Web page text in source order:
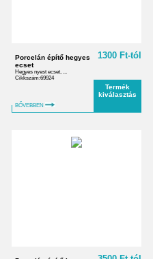
Porcelán építő hegyes
ecset
Hegyes nyest ecset, ...
Cikkszám:69924
BŐVEBBEN
1300 Ft-tól
Termék
kiválasztás